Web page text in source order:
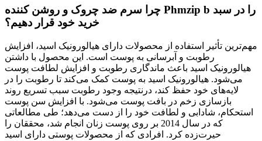
چرا سرم ضد چروک و روشن کننده Phmzip b را در سبد
خرید خود قرار دهیم؟
مهم‌ترین تأثیر استفاده از محصولات دارای هیالورونیک اسید، افزایش
رطوبت و آبرسانی به پوست است. این محصول با داشتن
هیالورونیک اسید باعث ماندگاری رطوبت و افزایش لطافت پوست
می‌شود. هیالورونیک اسید به پوست کمک می‌کند تا رطوبت را در
لایه‌های خود حفظ کند، درنتیجه وجود رطوبت سبب تسریع روند
بازسازی زخم در بافت پوست می‌شود. با افزایش سن پوست
استحکام، شادابی و لطافت خود را از دست می‌دهد؛ طی مطالعاتی
که در سال 2014 بر روی پوست زنان انجام شد، محققان را
حیرت‌زده کرد. افرادی که از محصولات پوستی دارای اسید